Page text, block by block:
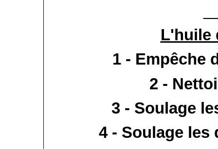
L'huile
1 - Empêche
2 -
3 - Soulage
4 - Soulage